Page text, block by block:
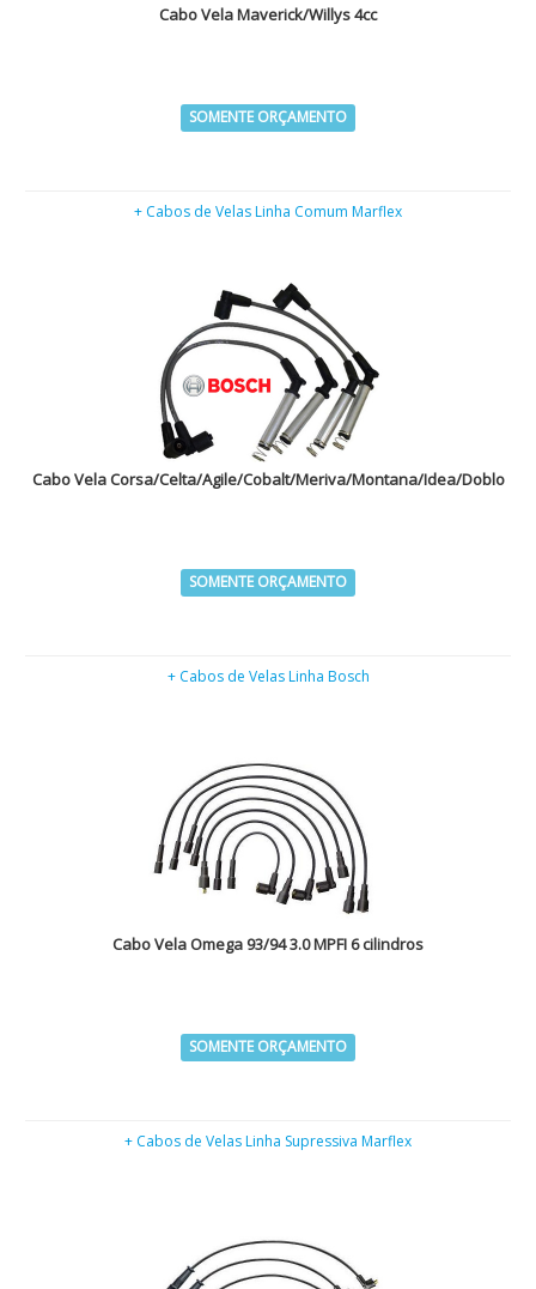
Cabo Vela Maverick/Willys 4cc
SOMENTE ORÇAMENTO
+ Cabos de Velas Linha Comum Marflex
Cabo Vela Corsa/Celta/Agile/Cobalt/Meriva/Montana/Idea/Doblo
SOMENTE ORÇAMENTO
+ Cabos de Velas Linha Bosch
Cabo Vela Omega 93/94 3.0 MPFI 6 cilindros
SOMENTE ORÇAMENTO
+ Cabos de Velas Linha Supressiva Marflex